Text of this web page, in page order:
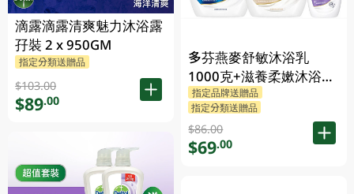
滴露滴露清爽魅力沐浴露
孖裝 2 x 950GM
指定分類送贈品
$103.00
$89.00
多芬燕麥舒敏沐浴乳
1000克+滋養柔嫰沐浴乳
1000克+Dove沐浴乳200
克 (隨機發送) 1PK
指定品牌送贈品
指定分類送贈品
$86.00
$69.00